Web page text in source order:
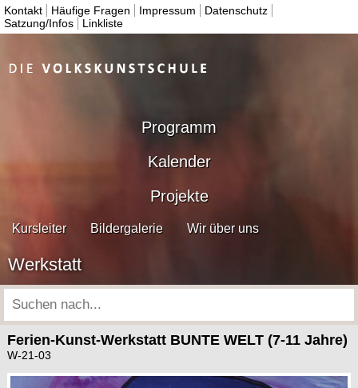
Kontakt Häufige Fragen Impressum
Datenschutz
Satzung/Infos
Linkliste
Programm
Kalender
Projekte
Kursleiter Bildergalerie Wir über uns
Werkstatt
Ferien-Kunst-Werkstatt BUNTE WELT (7-11 Jahre)
W-21-03